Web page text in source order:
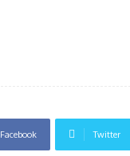
Facebook Twitter